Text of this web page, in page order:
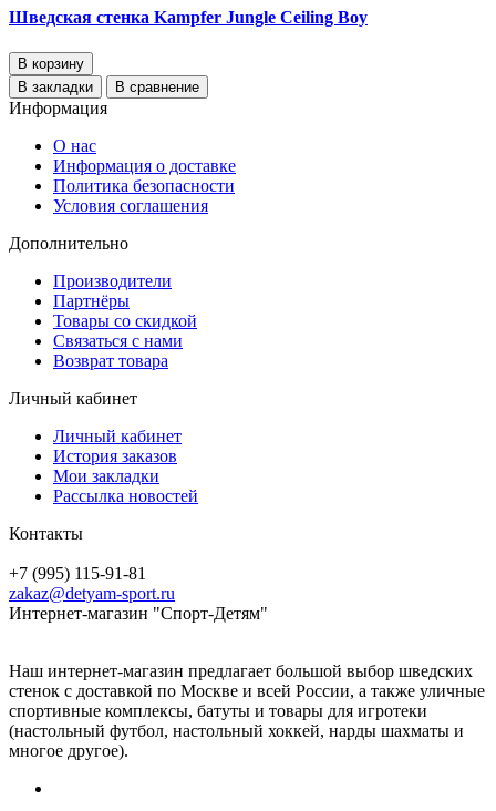
Шведская стенка Kampfer Jungle Ceiling Boy
В корзину
В закладки
В сравнение
Информация
О нас
Информация о доставке
Политика безопасности
Условия соглашения
Дополнительно
Производители
Партнёры
Товары со скидкой
Связаться с нами
Возврат товара
Личный кабинет
Личный кабинет
История заказов
Мои закладки
Рассылка новостей
Контакты
+7 (995) 115-91-81
zakaz@detyam-sport.ru
Интернет-магазин "Спорт-Детям"
Наш интернет-магазин предлагает большой выбор шведских
стенок с доставкой по Москве и всей России, а также уличные
спортивные комплексы, батуты и товары для игротеки
(настольный футбол, настольный хоккей, нарды шахматы и
многое другое).